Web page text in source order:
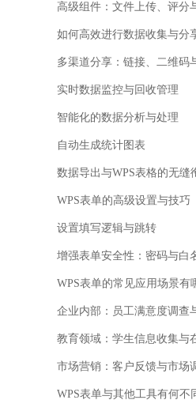
高级组件：文件上传、评分
如何高效进行数据收集与分
多渠道分享：链接、二维码
实时数据监控与回收管理
智能化的数据分析与处理
自动生成统计图表
数据导出与WPS表格的无缝
WPS表单的高级设置与技巧
设置填写逻辑与跳转
增强表单安全性：密码与白
WPS表单的常见应用场景有
企业内部：员工满意度调查
教育领域：学生信息收集与
市场营销：客户反馈与市场
WPS表单与其他工具有何不